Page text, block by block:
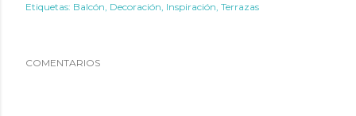
Etiquetas: Balcón Decoración Inspiración Terrazas
COMENTARIOS